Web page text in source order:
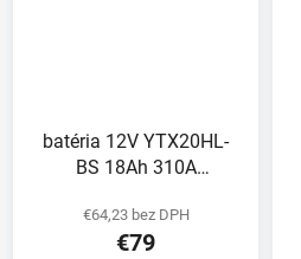
batéria 12V YTX20HL-
BS 18Ah 310A
175x87x155 FULBAT
aktivovaná z výroby
€64,23 bez DPH
€79